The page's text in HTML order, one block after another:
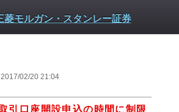
02/20 21:04
引口座開設申込の時間に制限